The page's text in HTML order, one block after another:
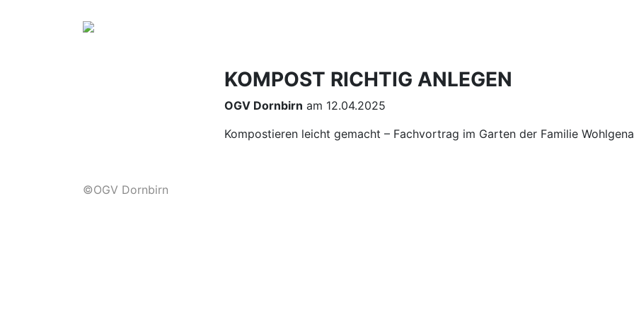
KOMPOST RICHTIG ANLEGEN
OGV Dornbirn am 12.04.2025
Kompostieren leicht gemacht – Fachvortrag im Garten der Familie
©OGV Dornbirn